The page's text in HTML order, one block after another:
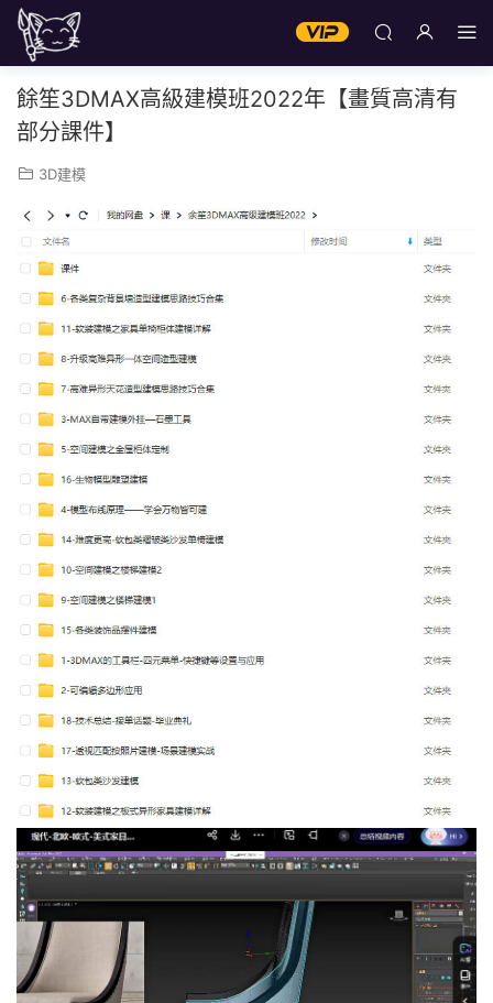
餘笙3DMAX高級建模班2022年【畫質高清有
部分課件】
3D建模